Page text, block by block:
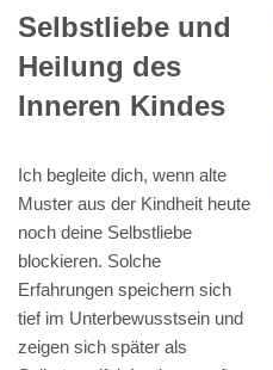
Selbstliebe und
Heilung des
Inneren Kindes
Ich begleite dich, wenn alte
Muster aus der Kindheit heute
noch deine Selbstliebe
blockieren. Solche
Erfahrungen speichern sich
tief im Unterbewusstsein und
zeigen sich später als